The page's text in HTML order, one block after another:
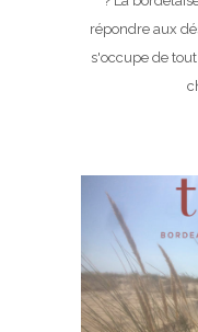
répondre aux
s'occupe de